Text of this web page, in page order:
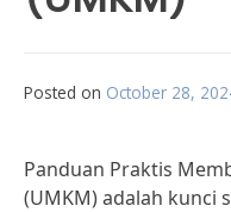
Posted on October 28,
Panduan Praktis
(UMKM) adalah kunci